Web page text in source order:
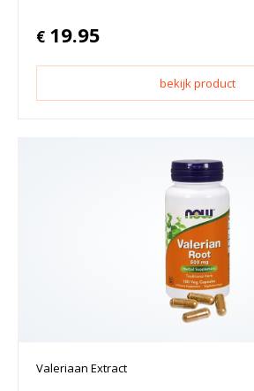
€ 19.95
bekijk product
Valeriaan Extract